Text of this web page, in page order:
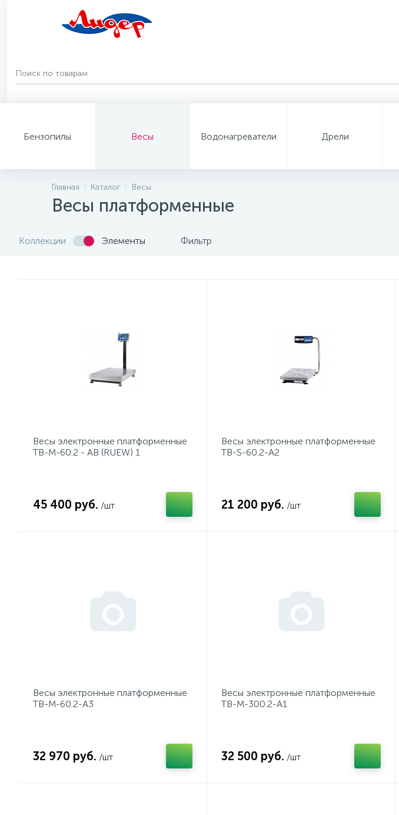
Бензопилы Весы Водонагреватели Дрели
Главная Каталог Весы
Весы платформенные
Коллекции Элементы Фильтр
Весы электронные платформенные
TB-М-60.2 - AB (RUEW) 1
45 400 руб. /шт
Весы электронные платформенные
TB-S-60.2-А2
21 200 руб. /шт
Весы электронные платформенные
TB-М-60.2-А3
32 970 руб. /шт
Весы электронные платформенные
TB-М-300.2-А1
32 500 руб. /шт